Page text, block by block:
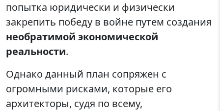
попытка юридически и физически
закрепить победу в войне путем создания
необратимой экономической
реальности.
Однако данный план сопряжен с
огромными рисками, которые его
архитекторы, судя по всему,